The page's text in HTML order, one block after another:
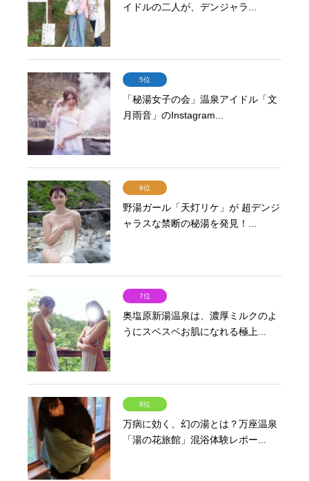
イドルの二人が、デンジャラ...
5位
「秘湯女子の会」温泉アイドル「文
月雨音」のInstagram...
6位
野湯ガール「天灯リケ」が 超デンジ
ャラスな禁断の秘湯を発見！...
7位
奥塩原新湯温泉は、濃厚ミルクのよ
うにスベスベお肌になれる極上...
8位
万病に効く、幻の湯とは？万座温泉
「湯の花旅館」混浴体験レポー...